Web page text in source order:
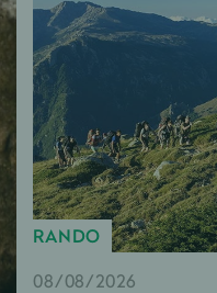
RANDO
08/08/2026